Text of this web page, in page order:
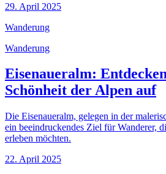
29. April 2025
Wanderung
Wanderung
Eisenaueralm:
Schönheit der Alpen auf
Die Eisenaueralm, gelegen in der
ein beeindruckendes Ziel für Wanderer,
erleben möchten.
22. April 2025